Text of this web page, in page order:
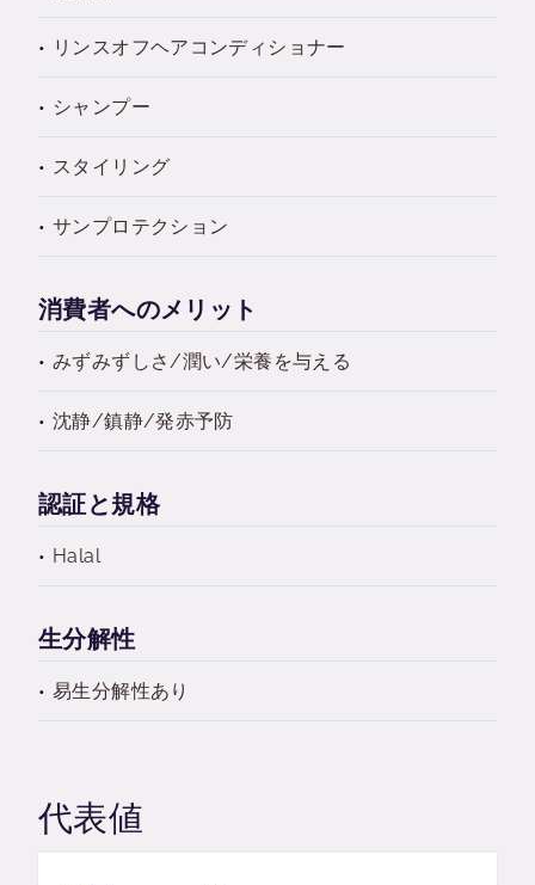
リンスオフヘアコンディショナー
シャンプー
スタイリング
サンプロテクション
消費者へのメリット
みずみずしさ/潤い/栄養を与える
沈静/鎮静/発赤予防
認証と規格
Halal
生分解性
易生分解性あり
代表値